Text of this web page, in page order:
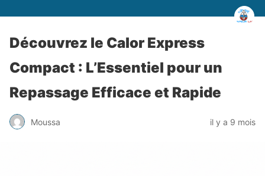
Découvrez le Calor Express
Compact : L’Essentiel pour un
Repassage Efficace et Rapide
Moussa il y a 9 mois